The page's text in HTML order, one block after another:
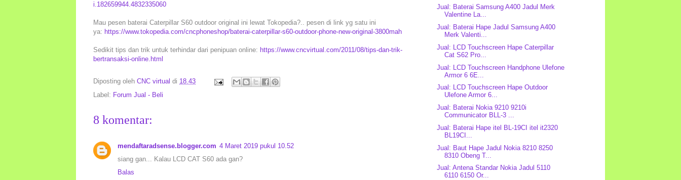
i.182659944.4832335060
Mau pesen baterai Caterpillar S60 outdoor original ini lewat Tokopedia?.. pesen di link yg satu ini
ya: https://www.tokopedia.com/cncphoneshop/baterai-caterpillar-s60-outdoor-phone-new-original-3800mah
Sedikit tips dan trik untuk terhindar dari penipuan online: https://www.cncvirtual.com/2011/08/tips-dan-trik-
bertransaksi-online.html
Diposting oleh CNC virtual di 18.43
Label: Forum Jual - Beli
8 komentar:
mendaftaradsense.blogger.com 4 Maret 2019 pukul 10.52
siang gan... Kalau LCD CAT S60 ada gan?
Balas
Jual: Baterai Samsung A400 Jadul Merk
Valentine La...
Jual: Baterai Hape Jadul Samsung A400
Merk Valenti...
Jual: LCD Touchscreen Hape Caterpillar
Cat S62 Pro...
Jual: LCD Touchscreen Handphone Ulefone
Armor 6 6E...
Jual: LCD Touchscreen Hape Outdoor
Ulefone Armor 6...
Jual: Baterai Nokia 9210 9210i
Communicator BLL-3 ...
Jual: Baterai Hape itel BL-19CI itel it2320
BL19CI...
Jual: Baut Hape Jadul Nokia 8210 8250
8310 Obeng T...
Jual: Antena Standar Nokia Jadul 5110
6110 6150 Or...